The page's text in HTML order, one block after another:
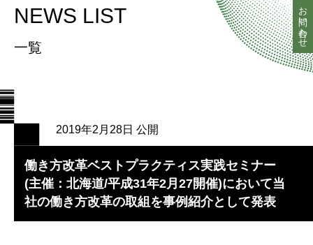
NEWS LIST
一覧
2019年2月28日 公開
働き方改革ベストプラクティス実践セミナー
(主催：北海道/平成31年2月27開催)において当
社の働き方改革の取組を事例紹介として発表
お問い合わせ